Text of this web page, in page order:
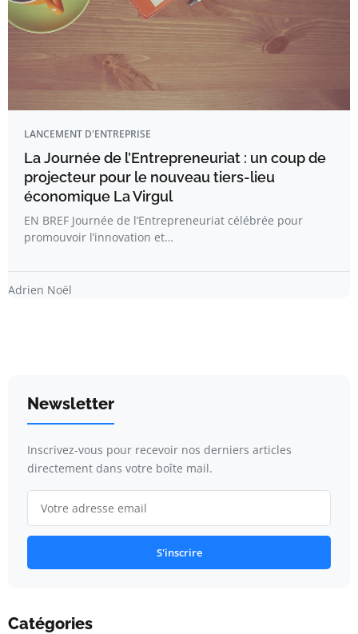
LANCEMENT D'ENTREPRISE
La Journée de l’Entrepreneuriat : un coup de
projecteur pour le nouveau tiers-lieu
économique La Virgul
EN BREF Journée de l’Entrepreneuriat célébrée pour
promouvoir l’innovation et…
Adrien Noël
Newsletter
Inscrivez-vous pour recevoir nos derniers articles
directement dans votre boîte mail.
S'inscrire
Catégories